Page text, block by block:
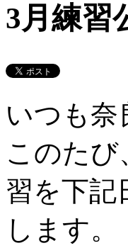
3月練習
いつも
このた
習を下記
します。